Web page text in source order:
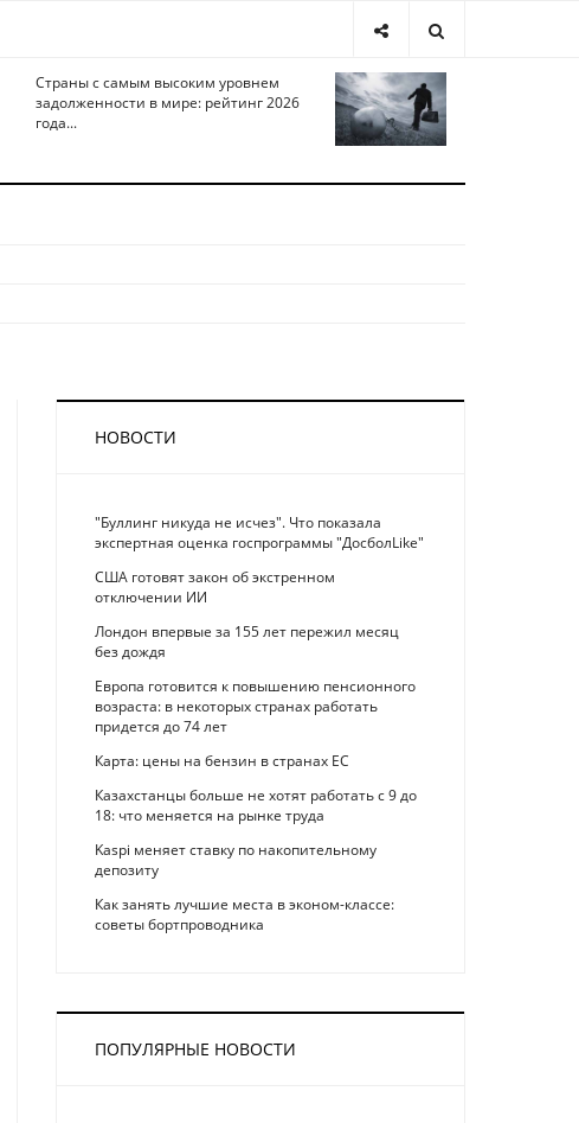
Страны с самым высоким уровнем
задолженности в мире: рейтинг 2026
года...
НОВОСТИ
"Буллинг никуда не исчез". Что показала
экспертная оценка госпрограммы "ДосболLike"
США готовят закон об экстренном
отключении ИИ
Лондон впервые за 155 лет пережил месяц
без дождя
Европа готовится к повышению пенсионного
возраста: в некоторых странах работать
придется до 74 лет
Карта: цены на бензин в странах ЕС
Казахстанцы больше не хотят работать с 9 до
18: что меняется на рынке труда
Kaspi меняет ставку по накопительному
депозиту
Как занять лучшие места в эконом-классе:
советы бортпроводника
ПОПУЛЯРНЫЕ НОВОСТИ